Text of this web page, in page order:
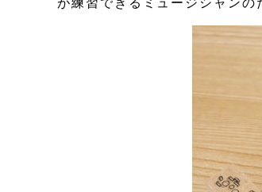
が練習できるミュージシャンの